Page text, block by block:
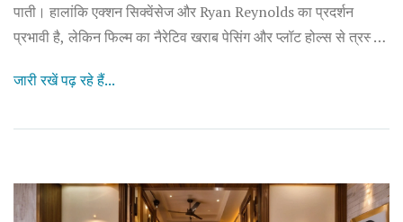
पाती। हालांकि एक्शन सिक्वेंसेज और Ryan Reynolds का प्रदर्शन
प्रभावी है, लेकिन फिल्म का नैरेटिव खराब पेसिंग और प्लॉट होल्स से त्रस्त
जारी रखें पढ़ रहे हैं...